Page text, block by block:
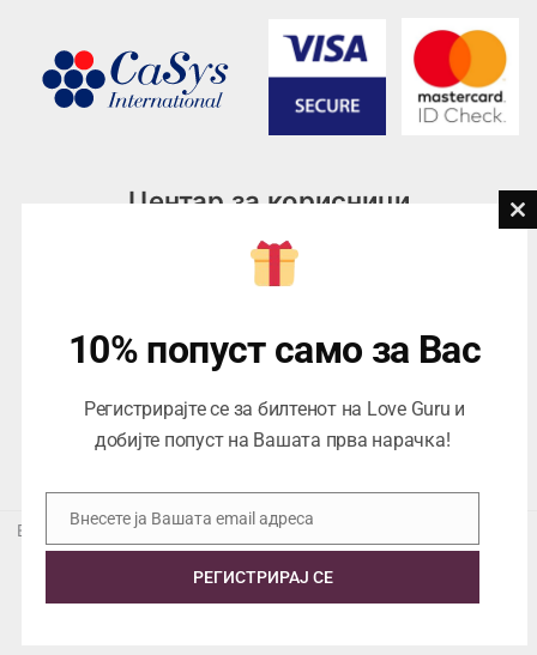
Центар за корисници
076945497; 076945498
contact@loveguru.mk
Саб – Нед: 10-18
Еуропеан Траде Дооел Скопје, Варшавска 5/1 -5, 1000 Скопје,
ЕДБ 4057021558024
10% попуст само за Вас
Регистрирајте се за билтенот на Love Guru и
добијте попуст на Вашата прва нарачка!
Email
Внесете ја Вашата email адреса
РЕГИСТРИРАЈ СЕ